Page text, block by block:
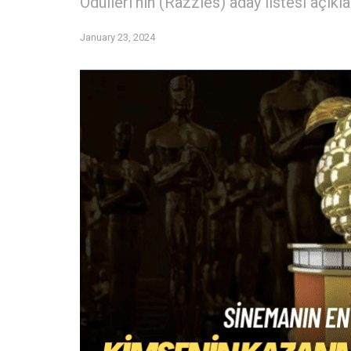
January 23, 2024